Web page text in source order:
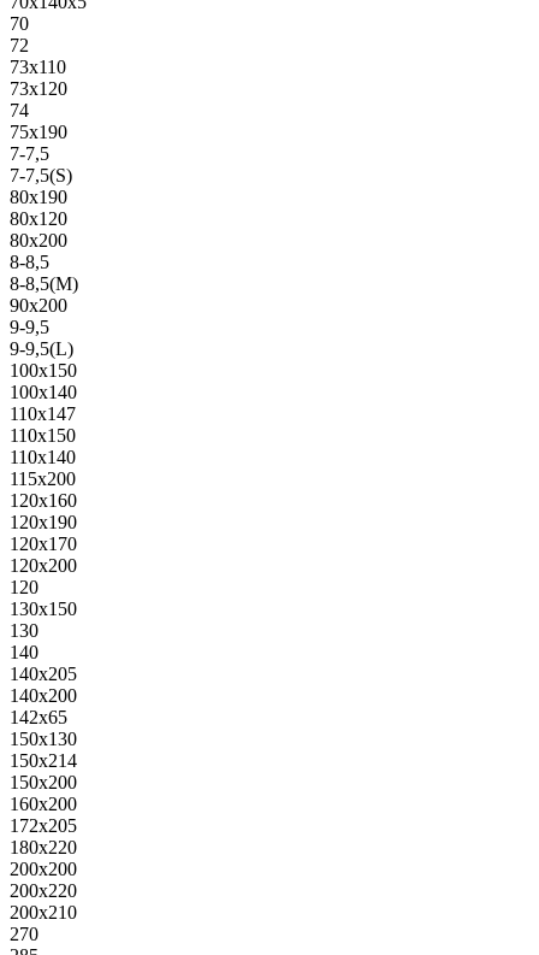
70
72
73х110
73х120
74
75х190
7-7,5
7-7,5(S)
80х190
80х120
80х200
8-8,5
8-8,5(M)
90х200
9-9,5
9-9,5(L)
100х150
100х140
110х147
110х150
110х140
115х200
120х160
120х190
120х170
120х200
120
130х150
130
140
140х205
140х200
142х65
150х130
150х214
150х200
160х200
172х205
180х220
200х200
200х220
200х210
270